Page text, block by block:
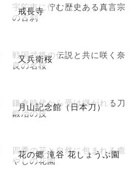
戒長寺
宇陀市に佇む歴史ある真言宗
の古刹
又兵衛桜
戦国武将の伝説と共に咲く奈
良の名桜
月山記念館（日本刀）
鎌倉時代から受け継がれる刀
鍛冶の技
花の郷 滝谷 花しょうぶ園
四季の花と自然に包まれる癒
やしの花園